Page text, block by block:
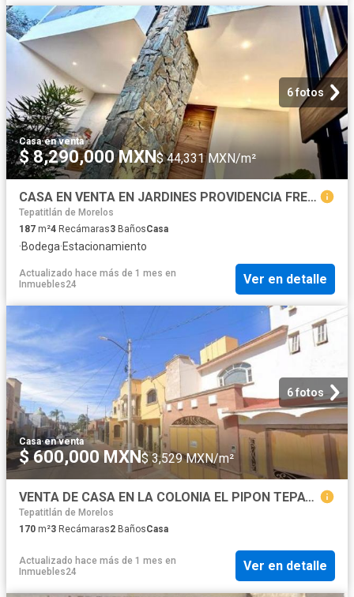
6 fotos
Casa·en venta
$ 8,290,000 MXN$ 44,331 MXN/m²
CASA EN VENTA EN JARDINES PROVIDENCIA FRENTE AL GRAN CIBELES
Tepatitlán de Morelos
187 m²4 Recámaras3 BañosCasa
·Bodega·Estacionamiento
Actualizado hace más de 1 mes en
Inmuebles24
Ver en detalle
6 fotos
Casa·en venta
$ 600,000 MXN$ 3,529 MXN/m²
VENTA DE CASA EN LA COLONIA EL PIPON TEPATITLAN DE MORELOS JALISCO
Tepatitlán de Morelos
170 m²3 Recámaras2 BañosCasa
Actualizado hace más de 1 mes en
Inmuebles24
Ver en detalle